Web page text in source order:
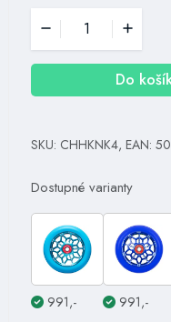
Do
SKU: CHHKNK4, EAN:
Dostupné varianty
991,- 991,-